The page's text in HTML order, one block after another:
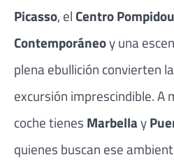
Picasso, el Centro Pompidou
Contemporáneoy una
plena ebullición convierten
excursión imprescindible. A
coche tienes Marbellay
quienes buscan ese